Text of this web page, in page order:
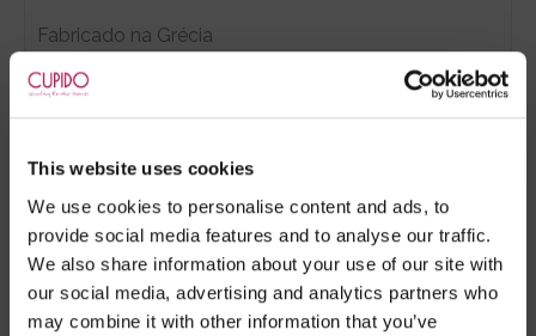
This website uses cookies
We use cookies to personalise content and ads, to
provide social media features and to analyse our traffic.
We also share information about your use of our site with
our social media, advertising and analytics partners who
may combine it with other information that you’ve
Fabricado na Grécia
- Embalagens 100% discretas
- *Entrega em 24 horas para pedidos antes das 16:00 h.
Após as 16:00 h, a sua encomenda será entregue em 48
horas, dias úteis. Portugal e Espanha Continental para
artigos em stock. Portes gratis depende do país de envio.